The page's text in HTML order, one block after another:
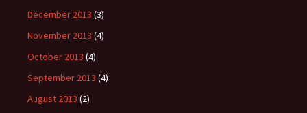
December 2013 (3)
November 2013 (4)
October 2013 (4)
September 2013 (4)
August 2013 (2)